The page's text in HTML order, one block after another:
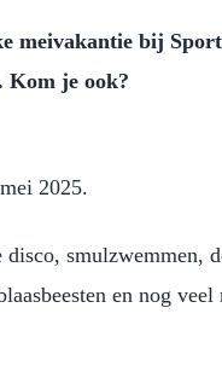
meivakantie bij
Kom je ook?
2025.
disco, smulzwemmen,
en nog veel